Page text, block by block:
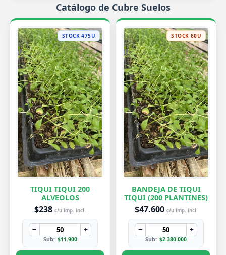
Catálogo de Cubre Suelos
STOCK 475U
TIQUI TIQUI 200
ALVEOLOS
$238 c/u imp. incl.
− +
Sub: $11.900
STOCK 60U
BANDEJA DE TIQUI
TIQUI (200 PLANTINES)
$47.600 c/u imp. incl.
− +
Sub: $2.380.000